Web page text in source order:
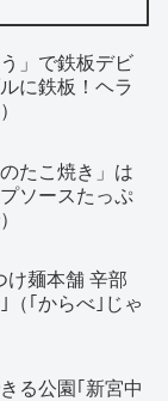
」で鉄板デビ
に鉄板！ヘラ
たこ焼き」は
ソースたっぷ
け麺本舗 辛部
（｢からべ｣じゃ
る公園｢新宮中